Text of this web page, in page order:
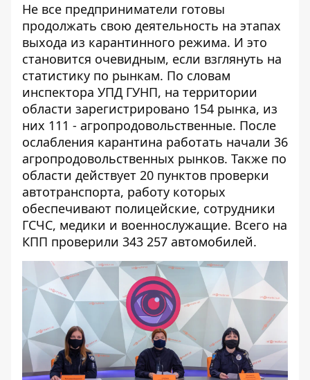
Не все предприниматели готовы
продолжать свою деятельность на этапах
выхода из карантинного режима. И это
становится очевидным, если взглянуть на
статистику по рынкам. По словам
инспектора УПД ГУНП, на территории
области зарегистрировано 154 рынка, из
них 111 - агропродовольственные. После
ослабления карантина работать начали 36
агропродовольственных рынков. Также по
области действует 20 пунктов проверки
автотранспорта, работу которых
обеспечивают полицейские, сотрудники
ГСЧС, медики и военнослужащие. Всего на
КПП проверили 343 257 автомобилей.